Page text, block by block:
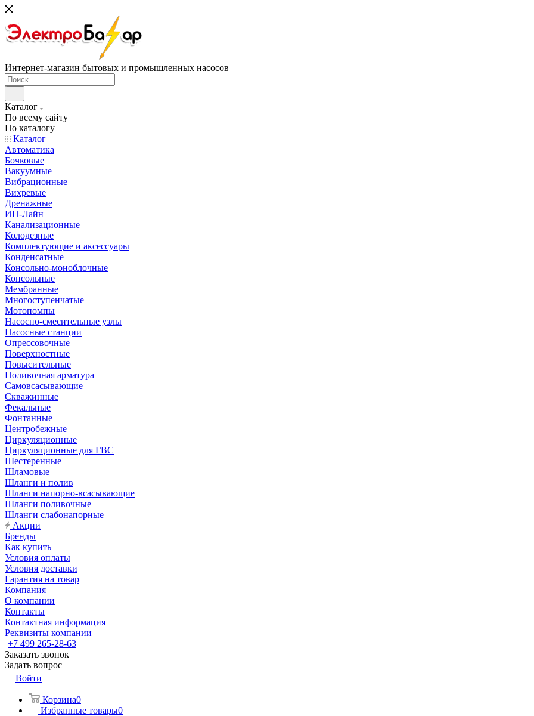
Интернет-магазин бытовых и промышленных насосов
Каталог
По всему сайту
По каталогу
Каталог
Автоматика
Бочковые
Вакуумные
Вибрационные
Вихревые
Дренажные
ИН-Лайн
Канализационные
Колодезные
Комплектующие и аксессуары
Конденсатные
Консольно-моноблочные
Консольные
Мембранные
Многоступенчатые
Мотопомпы
Насосно-смесительные узлы
Насосные станции
Опрессовочные
Поверхностные
Повысительные
Поливочная арматура
Самовсасывающие
Скважинные
Фекальные
Фонтанные
Центробежные
Циркуляционные
Циркуляционные для ГВС
Шестеренные
Шламовые
Шланги и полив
Шланги напорно-всасывающие
Шланги поливочные
Шланги слабонапорные
Акции
Бренды
Как купить
Условия оплаты
Условия доставки
Гарантия на товар
Компания
О компании
Контакты
Контактная информация
Реквизиты компании
+7 499 265-28-63
Заказать звонок
Задать вопрос
Войти
Корзина0
Избранные товары0